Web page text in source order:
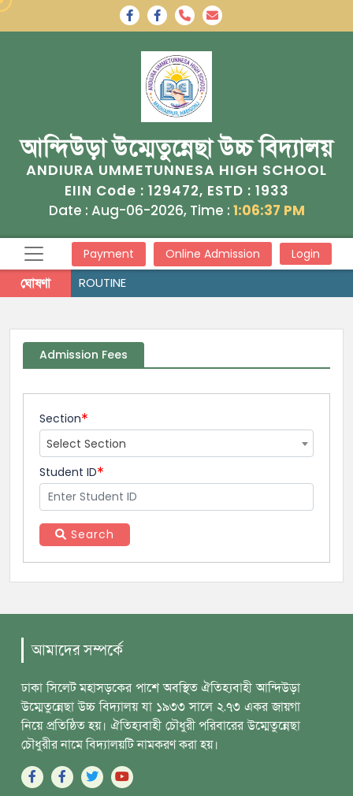
আন্দিউড়া উম্মেতুন্নেছা উচ্চ বিদ্যালয়
ANDIURA UMMETUNNESA HIGH SCHOOL
EIIN Code : 129472, ESTD : 1933
Date : Aug-06-2026, Time : 1:06:37 PM
Payment Online Admission Login
ঘোষণা ROUTINE
Admission Fees
Section
Select Section
Student ID
Search
আমাদের সম্পর্কে
ঢাকা সিলেট মহাসড়কের পাশে অবস্থিত ঐতিহ্যবাহী আন্দিউড়া
উম্মেতুন্নেছা উচ্চ বিদ্যালয় যা ১৯৩৩ সালে ২.৭৩ একর জায়গা
নিয়ে প্রতিষ্ঠিত হয়। ঐতিহ্যবাহী চৌধুরী পরিবারের উম্মেতুন্নেছা
চৌধুরীর নামে বিদ্যালয়টি নামকরণ করা হয়।